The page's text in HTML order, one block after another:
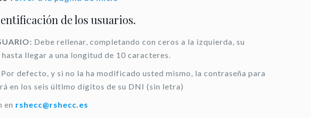
de los usuarios.
Debe rellenar, completando con ceros a la izquierda, su
llegar a una longitud de 10 caracteres.
Por defecto, y si no la ha modificado usted mismo, la contraseña para
en los seis último dígitos de su DNI (sin letra)
en rshecc@rshecc.es